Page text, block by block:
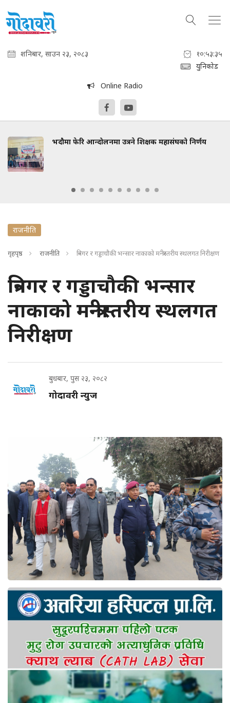
शनिबार, साउन २३, २०८३
१०:५३:३६
युनिकोड
Online Radio
भदौमा फेरि आन्दोलनमा उत्रने शिक्षक महासंघको निर्णय
राजनीति
गृहपृष्ठ राजनीति त्रिनगर र गड्डाचौकी भन्सार नाकाको मन्त्रीस्तरीय स्थलगत निरीक्षण
त्रिनगर र गड्डाचौकी भन्सार
नाकाको मन्त्रीस्तरीय स्थलगत
निरीक्षण
बुधबार, पुस २३, २०८२
गोदावरी न्युज